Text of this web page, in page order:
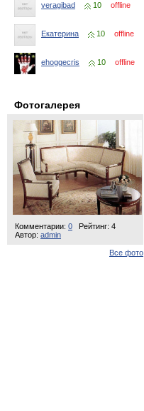
veragibad 10 offline
Екатерина 10 offline
ehoggecris 10 offline
Фотогалерея
Комментарии: 0
Рейтинг: 4
Автор: admin
Все фото